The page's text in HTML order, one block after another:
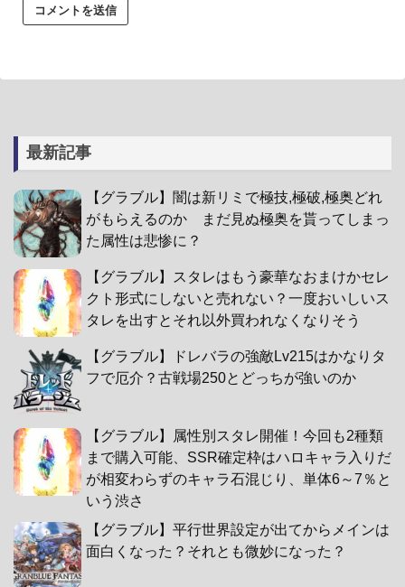
最新記事
【グラブル】闇は新リミで極技,極破,極奥どれ
がもらえるのか まだ見ぬ極奥を貰ってしまっ
た属性は悲惨に？
【グラブル】スタレはもう豪華なおまけかセレ
クト形式にしないと売れない？一度おいしいス
タレを出すとそれ以外買われなくなりそう
【グラブル】ドレバラの強敵Lv215はかなりタ
フで厄介？古戦場250とどっちが強いのか
【グラブル】属性別スタレ開催！今回も2種類
まで購入可能、SSR確定枠はハロキャラ入りだ
が相変わらずのキャラ石混じり、単体6～7％と
いう渋さ
【グラブル】平行世界設定が出てからメインは
面白くなった？それとも微妙になった？